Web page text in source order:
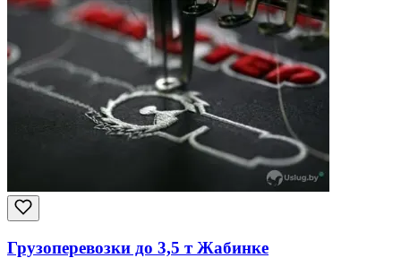
Грузоперевозки до 3,5 т Жабинке